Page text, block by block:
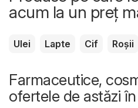
acum la un preț
Ulei Lapte Cif Roșii
Farmaceutice,
ofertele de astăzi